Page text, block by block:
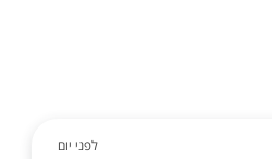
לפני יום